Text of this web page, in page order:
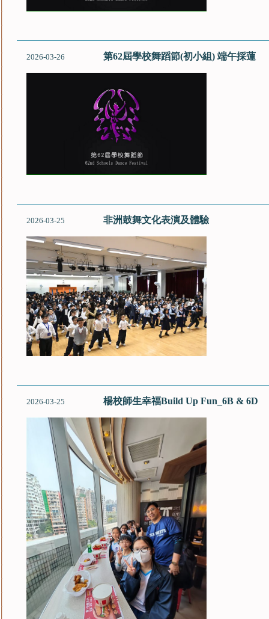
2026-03-26 第62屆學校舞蹈節(初小組) 端午採蓮
2026-03-25 非洲鼓舞文化表演及體驗
2026-03-25 楊校師生幸福Build Up Fun_6B & 6D